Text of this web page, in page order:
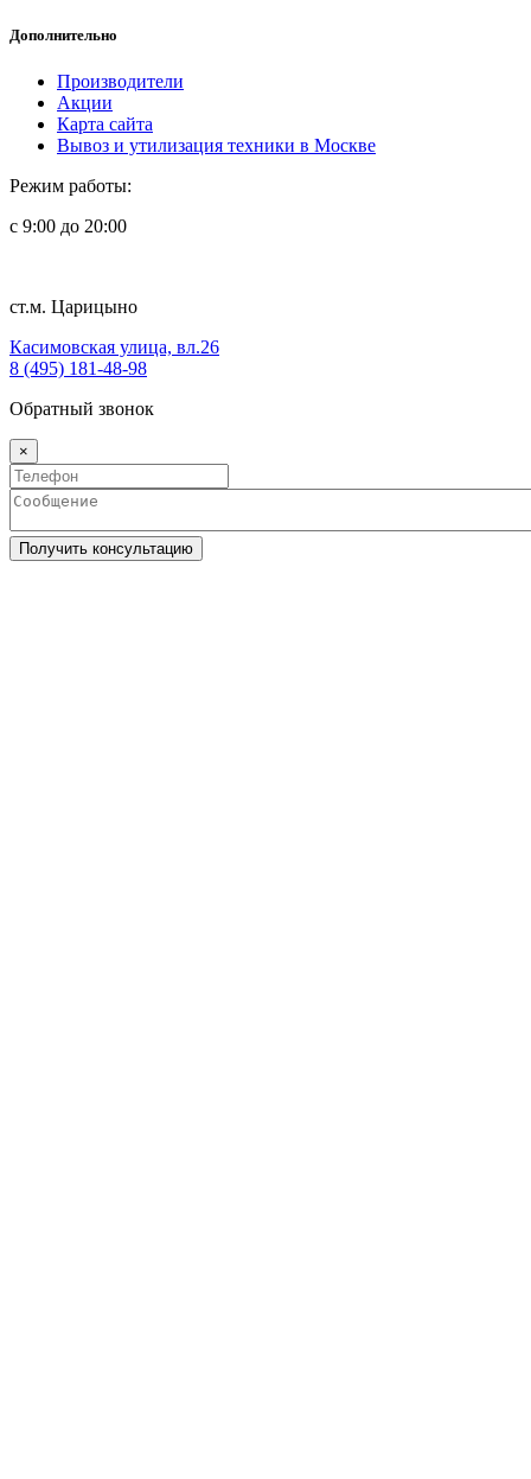
Дополнительно
Производители
Акции
Карта сайта
Вывоз и утилизация техники в Москве
Режим работы:
с 9:00 до 20:00
ст.м. Царицыно
Касимовская улица, вл.26
8 (495) 181-48-98
Обратный звонок
×
Получить консультацию